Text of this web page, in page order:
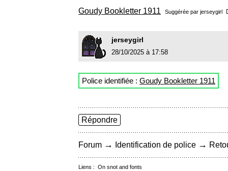
Goudy Bookletter 1911 Suggérée par jerseygirl
jerseygirl
28/10/2025 à 17:58
Police identifiée : Goudy Bookletter 1911
Répondre
Forum → Identification de police →
Liens : On snot and fonts